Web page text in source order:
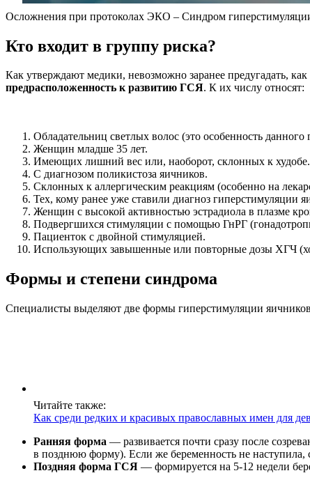
Осложнения при протоколах ЭКО – Синдром
Кто входит в группу риска?
Как утверждают медики, невозможно заранее предугадать,
предрасположенность к развитию ГСЯ. К их числу относят:
Обладательниц светлых волос (это особенность данного
Женщин младше 35 лет.
Имеющих лишний вес или, наоборот, склонных к худобе.
С диагнозом поликистоза яичников.
Склонных к аллергическим реакциям (особенно на
Тех, кому ранее уже ставили диагноз гиперстимуляции
Женщин с высокой активностью эстрадиола в плазме
Подвергшихся стимуляции с помощью ГнРГ
Пациенток с двойной стимуляцией.
Использующих завышенные или повторные дозы ХГЧ
Формы и степени синдрома
Специалисты выделяют две формы гиперстимуляции
Читайте также:
Как среди редких и красивых православных имен для
Ранняя форма — развивается почти сразу после
в позднюю форму). Если же беременность не наступила,
Поздняя форма ГСЯ — формируется на 5-12 недели